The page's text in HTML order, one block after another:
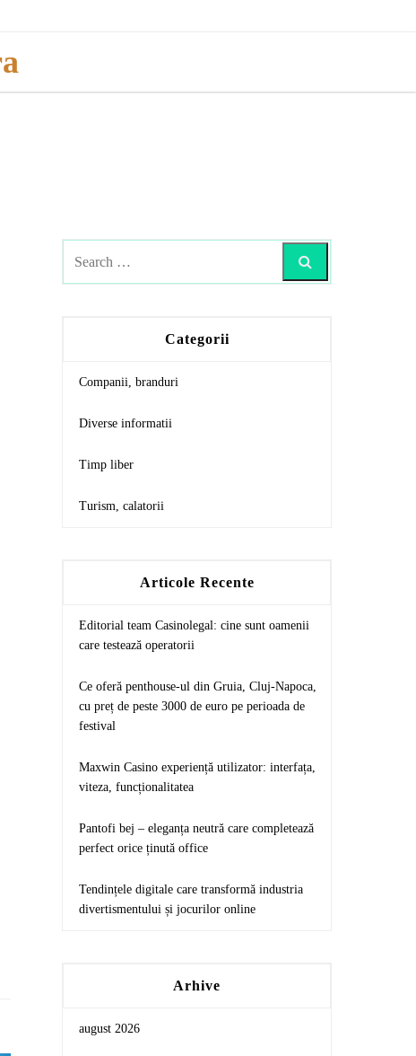
Categorii
Companii, branduri
Diverse informatii
Timp liber
Turism, calatorii
Articole Recente
Editorial team Casinolegal: cine sunt oamenii
care testează operatorii
Ce oferă penthouse-ul din Gruia, Cluj-Napoca,
cu preț de peste 3000 de euro pe perioada de
festival
Maxwin Casino experiență utilizator: interfața,
viteza, funcționalitatea
Pantofi bej – eleganța neutră care completează
perfect orice ținută office
Tendințele digitale care transformă industria
divertismentului și jocurilor online
Arhive
august 2026